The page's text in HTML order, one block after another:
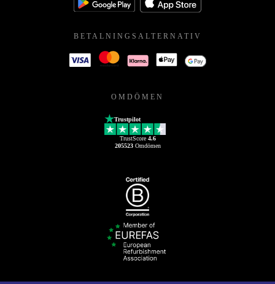
BETALNINGSALTERNATIV
OMDÖMEN
Trustpilot
TrustScore 4.6
205523Omdömen